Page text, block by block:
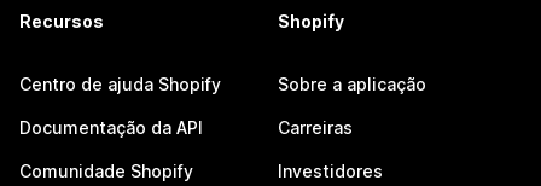
Recursos
Centro de ajuda Shopify
Documentação da API
Comunidade Shopify
Shopify
Sobre a aplicação
Carreiras
Investidores